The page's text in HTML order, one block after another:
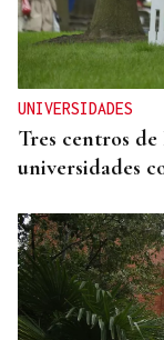
UNIVERSIDADES
Tres centros
universidades